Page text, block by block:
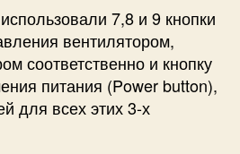
7,8 и 9 кнопки
вентилятором,
соответственно и кнопку
питания (Power button),
для всех этих 3-х